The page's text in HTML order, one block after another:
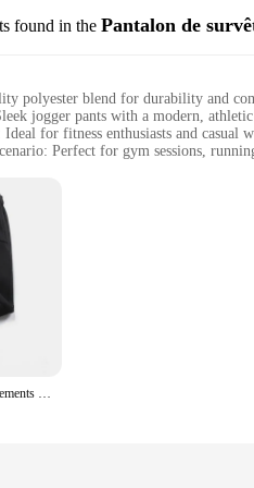
found in the Pantalon de
polyester blend for durability and
jogger pants with a modern,
Ideal for fitness enthusiasts and casual
Perfect for gym sessions,
polyester blend, these jogger
withstands the rigors of daily
pants are not just for the gym;
fashion. Whether you're heading to
Fjdehors Jogging Survêtements pour hommes, pantalons de survêtement Harajuku Streetwear, pantalons d'automne et d'hiver, nouveaux vêtements décontractés